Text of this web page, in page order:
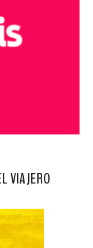
VIAJERO